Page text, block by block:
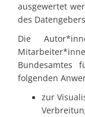
ausgewertet
des
Die
Bundesamtes
folgenden
zur